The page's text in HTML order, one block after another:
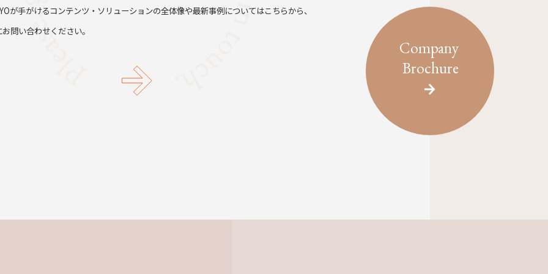
が手がけるコンテンツ・ソリューションの全体像や最新事例についてはこちらから、
問い合わせください。
Company
Brochure